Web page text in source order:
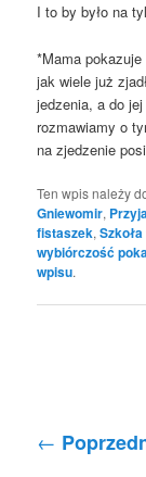
I to by było na
*Mama
jak wiele już
jedzenia, a do
rozmawiamy o
na zjedzenie
Ten wpis należy
Gniewomir,
fistaszek,
wybiórczość
wpisu.
Nawigacja po
←